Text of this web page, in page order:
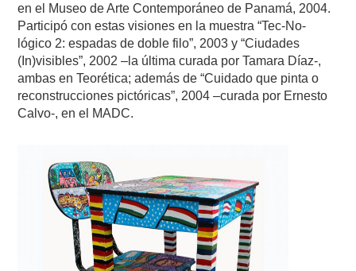
en el Museo de Arte Contemporáneo de Panamá, 2004.
Participó con estas visiones en la muestra “Tec-No-
lógico 2: espadas de doble filo”, 2003 y “Ciudades
(In)visibles”, 2002 –la última curada por Tamara Díaz-,
ambas en Teorética; además de “Cuidado que pinta o
reconstrucciones pictóricas”, 2004 –curada por Ernesto
Calvo-, en el MADC.